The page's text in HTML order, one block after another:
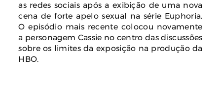
as redes sociais após a exibição de uma nova
cena de forte apelo sexual na série Euphoria.
O episódio mais recente colocou novamente
a personagem Cassie no centro das discussões
sobre os limites da exposição na produção da
HBO.